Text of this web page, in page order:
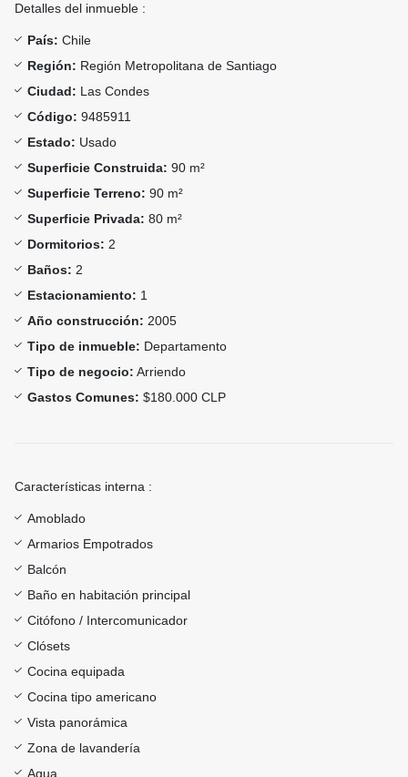
Detalles del inmueble :
País: Chile
Región: Región Metropolitana de Santiago
Ciudad: Las Condes
Código: 9485911
Estado: Usado
Superficie Construida: 90 m²
Superficie Terreno: 90 m²
Superficie Privada: 80 m²
Dormitorios: 2
Baños: 2
Estacionamiento: 1
Año construcción: 2005
Tipo de inmueble: Departamento
Tipo de negocio: Arriendo
Gastos Comunes: $180.000 CLP
Características interna :
Amoblado
Armarios Empotrados
Balcón
Baño en habitación principal
Citófono / Intercomunicador
Clósets
Cocina equipada
Cocina tipo americano
Vista panorámica
Zona de lavandería
Agua